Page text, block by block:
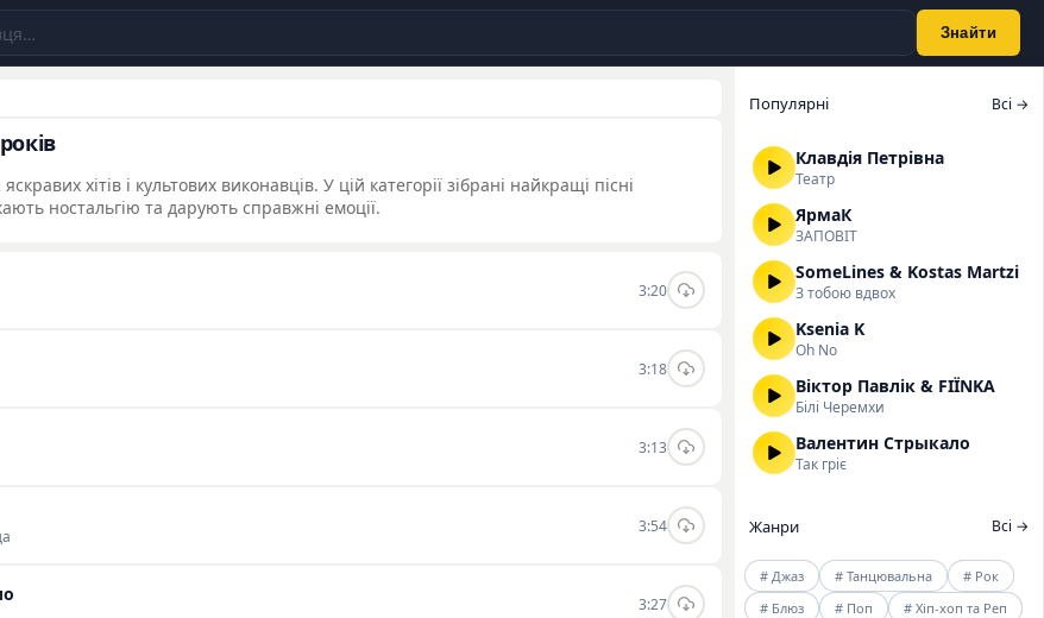
Знайти
хітів і культових виконавців. У цій категорії зібрані найкращі пісні
ностальгію та дарують справжні емоції.
3:20
3:18
3:13
3:54
3:27
Популярні Всі →
Клавдія Петрівна
Театр
ЯрмаК
ЗАПОВІТ
SomeLines & Kostas Martzi
З тобою вдвох
Ksenia K
Oh No
Віктор Павлік & FIЇNKA
Білі Черемхи
Валентин Стрыкало
Так гріє
Жанри Всі →
# Джаз # Танцювальна
# Рок
# Блюз
# Поп
# Хіп-хоп та Реп